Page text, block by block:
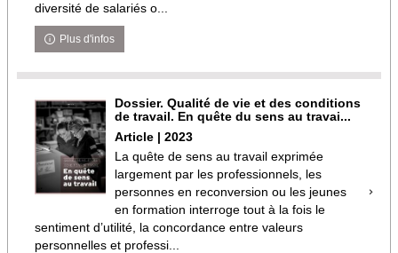
diversité de salariés o...
Plus d'infos
Dossier. Qualité de vie et des conditions
de travail. En quête du sens au travai...
Article | 2023
La quête de sens au travail exprimée
largement par les professionnels, les
personnes en reconversion ou les jeunes
en formation interroge tout à la fois le
sentiment d’utilité, la concordance entre valeurs
personnelles et professi...